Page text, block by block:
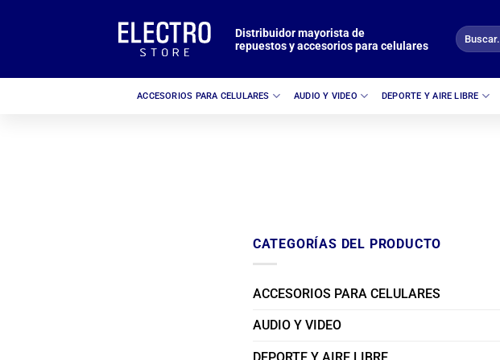
Distribuidor mayorista de
repuestos y accesorios para celulares
Buscar
por:
ACCESORIOS PARA CELULARES AUDIO Y VIDEO DEPORTE Y AIRE LIBRE
CATEGORÍAS DEL PRODUCTO
ACCESORIOS PARA CELULARES
AUDIO Y VIDEO